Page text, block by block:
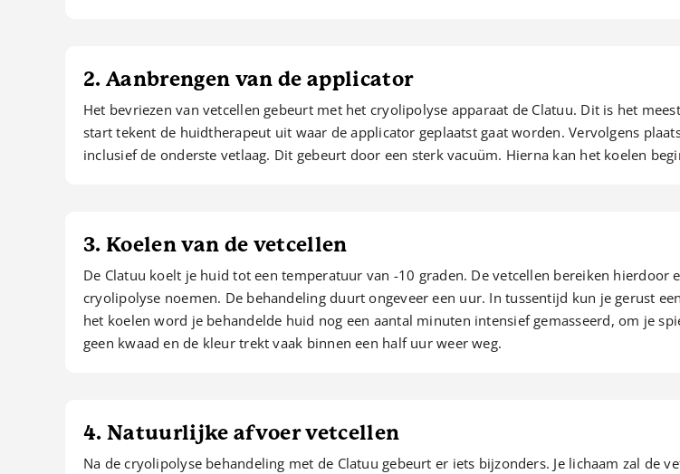
2. Aanbrengen van de applicator
Het bevriezen van vetcellen gebeurt met het cryolipolyse apparaat de Clatuu. Dit is het
start tekent de huidtherapeut uit waar de applicator geplaatst gaat worden. Vervolgens
inclusief de onderste vetlaag. Dit gebeurt door een sterk vacuüm. Hierna kan het koelen
3. Koelen van de vetcellen
De Clatuu koelt je huid tot een temperatuur van -10 graden. De vetcellen bereiken
cryolipolyse noemen. De behandeling duurt ongeveer een uur. In tussentijd kun je gerust
het koelen word je behandelde huid nog een aantal minuten intensief gemasseerd, om je
geen kwaad en de kleur trekt vaak binnen een half uur weer weg.
4. Natuurlijke afvoer vetcellen
Na de cryolipolyse behandeling met de Clatuu gebeurt er iets bijzonders. Je lichaam zal de